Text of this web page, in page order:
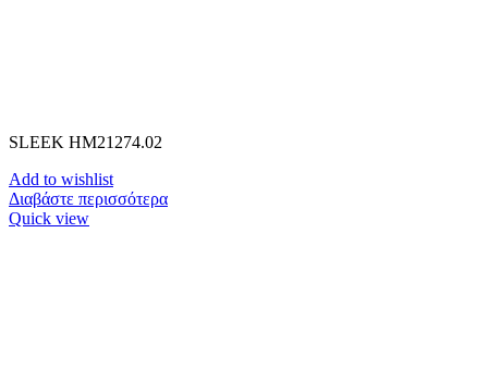
SLEEK HM21274.02
Add to wishlist
Διαβάστε περισσότερα
Quick view